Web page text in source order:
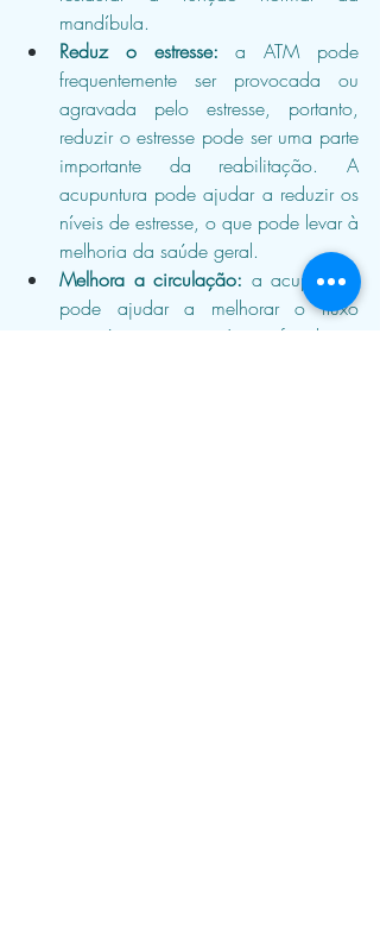
mandíbula.
Reduz o estresse: a ATM pode
frequentemente ser provocada ou
agravada pelo estresse, portanto,
reduzir o estresse pode ser uma parte
importante da reabilitação. A
acupuntura pode ajudar a reduzir os
níveis de estresse, o que pode levar à
melhoria da saúde geral.
Melhora a circulação: a acupuntura
pode ajudar a melhorar o fluxo
sanguíneo para a área afetada, o